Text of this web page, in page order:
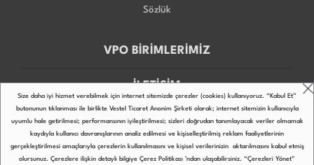
Sözlük
VPO BİRİMLERİMİZ
İLETİŞİM
Copyright © 2022
Size daha iyi hizmet verebilmek için internet sitemizde çerezler (cookies) kullanıyoruz. “Kabul Et”
butonunun tıklanması ile birlikte Vestel Ticaret Anonim Şirketi olarak; internet sitemizin kullanıcıyla
uyumlu hale getirilmesi; performansının iyileştirilmesi; sizleri doğrudan tanımlayacak veriler olmamak
kaydıyla kullanıcı davranışlarının analiz edilmesi ve kişiselleştirilmiş reklam faaliyetlerinin
gerçekleştirilmesi amaçlarıyla çerezlerin kullanılmasını ve kişisel verilerinizin aktarılmasını kabul etmiş
olursunuz. Çerezlere ilişkin detaylı bilgiye Çerez Politikası ’ndan ulaşabilirsiniz. “Çerezleri Yönet”